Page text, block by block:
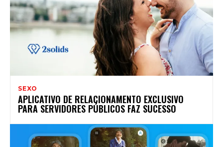
SEXO
APLICATIVO DE RELACIONAMENTO EXCLUSIVO
PARA SERVIDORES PÚBLICOS FAZ SUCESSO